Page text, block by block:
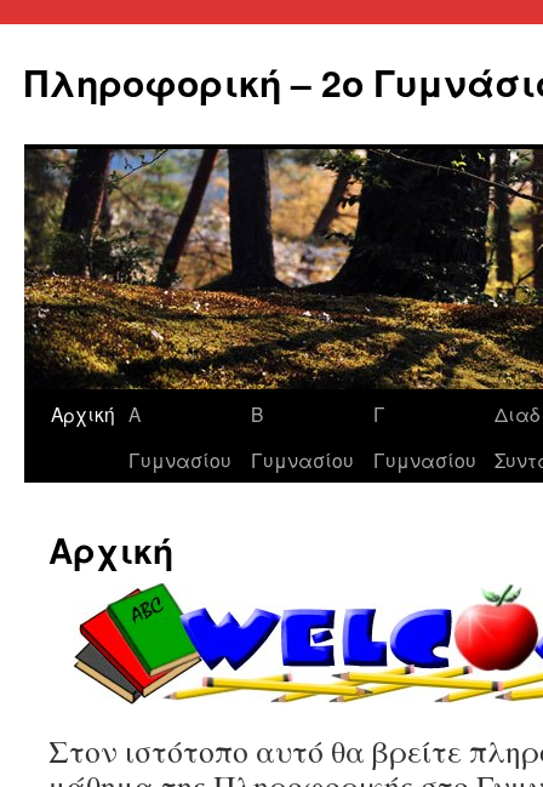
Πληροφορική – 2ο
Μετάβαση
Αρχική Α
Γυμνασίου
Β
Γυμνασίου
Γ
Γυμνασίου
Αρχική
Στον ιστότοπο αυτό θα βρείτε